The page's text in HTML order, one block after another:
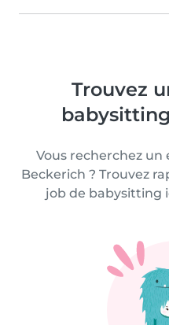
Trouvez
Vous recherchez
Beckerich ? Trouvez
job de babysitting